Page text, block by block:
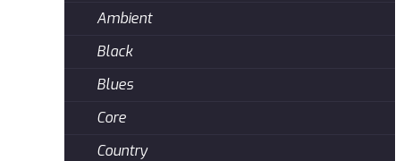
Ambient
Black
Blues
Core
Country